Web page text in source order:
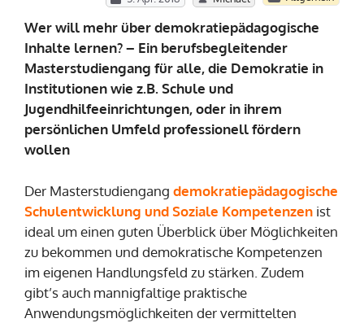
Wer will mehr über demokratiepädagogische
Inhalte lernen? – Ein berufsbegleitender
Masterstudiengang für alle, die Demokratie in
Institutionen wie z.B. Schule und
Jugendhilfeeinrichtungen, oder in ihrem
persönlichen Umfeld professionell fördern
wollen
Der Masterstudiengang demokratiepädagogische
Schulentwicklung und Soziale Kompetenzen ist
ideal um einen guten Überblick über Möglichkeiten
zu bekommen und demokratische Kompetenzen
im eigenen Handlungsfeld zu stärken. Zudem
gibt’s auch mannigfaltige praktische
Anwendungsmöglichkeiten der vermittelten